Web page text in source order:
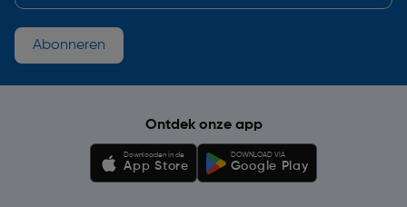
Abonneren
Ontdek onze app
Downloaden in de
App Store
DOWNLOAD VIA
Google Play